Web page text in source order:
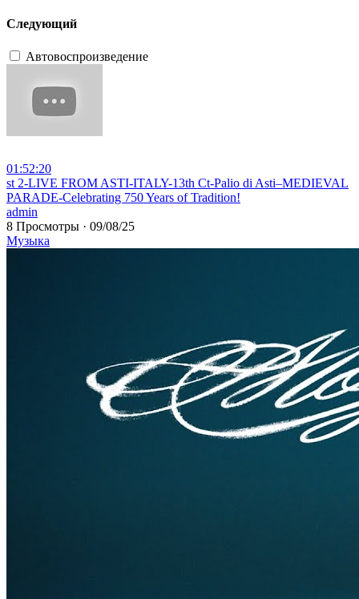
Следующий
Автовоспроизведение
01:52:20
⁣st 2-LIVE FROM ASTI-ITALY-13th Ct-Palio di Asti–MEDIEVAL
PARADE-Celebrating 750 Years of Tradition!
admin
8 Просмотры · 09/08/25
Музыка